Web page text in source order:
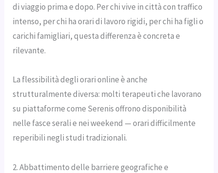
di viaggio prima e dopo. Per chi vive in città con traffico
intenso, per chi ha orari di lavoro rigidi, per chi ha figli o
carichi famigliari, questa differenza è concreta e
rilevante.
La flessibilità degli orari online è anche
strutturalmente diversa: molti terapeuti che lavorano
su piattaforme come Serenis offrono disponibilità
nelle fasce serali e nei weekend — orari difficilmente
reperibili negli studi tradizionali.
2. Abbattimento delle barriere geografiche e